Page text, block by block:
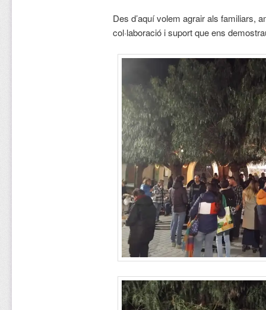
Des d’aquí volem agrair als familiars,
col·laboració i suport que ens